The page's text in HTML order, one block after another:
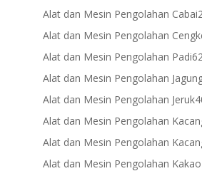
Alat dan Mesin Pengolahan Cabai
Alat dan Mesin Pengolahan
Alat dan Mesin Pengolahan Padi62
Alat dan Mesin Pengolahan
Alat dan Mesin Pengolahan Jeruk
Alat dan Mesin Pengolahan
Alat dan Mesin Pengolahan
Alat dan Mesin Pengolahan